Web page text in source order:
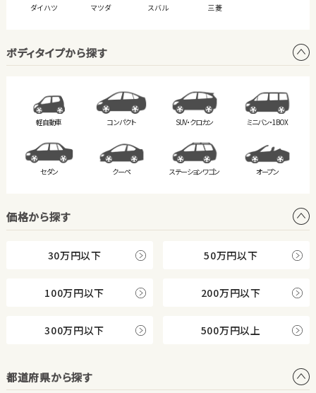
ダイハツ マツダ スバル 三菱
ボディタイプから探す
軽自動車 コンパクト SUV・クロカン ミニバン・1BOX
セダン クーペ ステーションワゴン オープン
価格から探す
30万円以下 50万円以下
100万円以下 200万円以下
300万円以下 500万円以上
都道府県から探す